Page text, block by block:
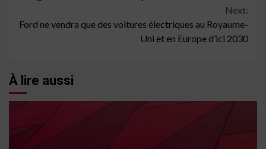
Next:
Ford ne vendra que des voitures électriques au Royaume-
Uni et en Europe d’ici 2030
À lire aussi